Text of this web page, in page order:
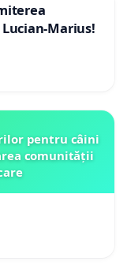
Marius!
pentru câini
comunității